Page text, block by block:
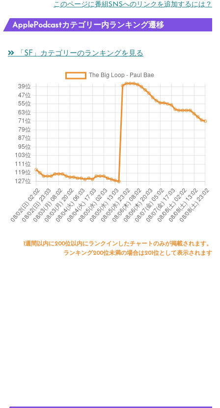
このページに番組SNSへのリンクを追加するには？
ApplePodcastカテゴリー内ランキング遷移
「SF」カテゴリーのランキングを見る
1週間以内に200位以内にランクインしたチャートのみが掲載されます。
ランキング200位未満の場合は201位として表示されます